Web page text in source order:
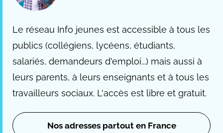
Le réseau Info jeunes est accessible à tous les
publics (collégiens, lycéens, étudiants,
salariés, demandeurs d'emploi...) mais aussi à
leurs parents, à leurs enseignants et à tous les
travailleurs sociaux. L'accès est libre et gratuit.
Nos adresses partout en France